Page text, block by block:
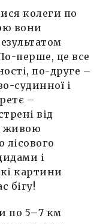
колеги по
вони
перше, це все
по-друге –
судинної і
–
від
живою
лісового
і
картини
бігу!
по 5–7 км